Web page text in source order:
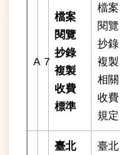
A 7
檔案
閱覽
抄錄
複製
收費
標準
檔案
閱覽
抄錄
複製
相關
收費
規定
臺北
臺北